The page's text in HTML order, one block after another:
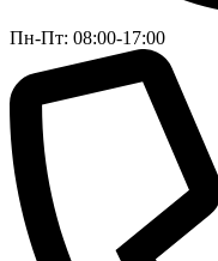
Пн-Пт: 08:00-17:00